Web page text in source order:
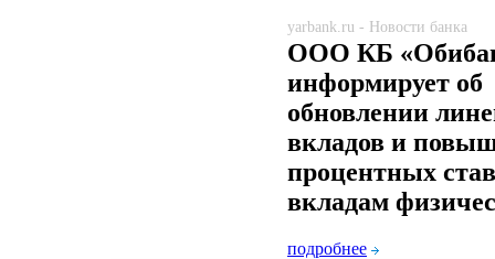
yarbank.ru - Новости банка
ООО КБ
информирует об
обновлении
вкладов и
процентных
вкладам
подробнее